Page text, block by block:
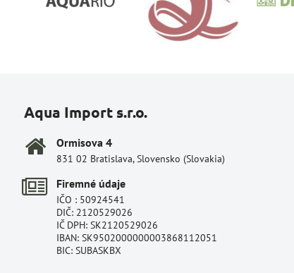
Aqua Import s.r.o.
Ormisova 4
831 02 Bratislava, Slovensko (Slovakia)
Firemné údaje
IČO : 50924541
DIČ: 2120529026
IČ DPH: SK2120529026
IBAN: SK9502000000003868112051
BIC: SUBASKBX